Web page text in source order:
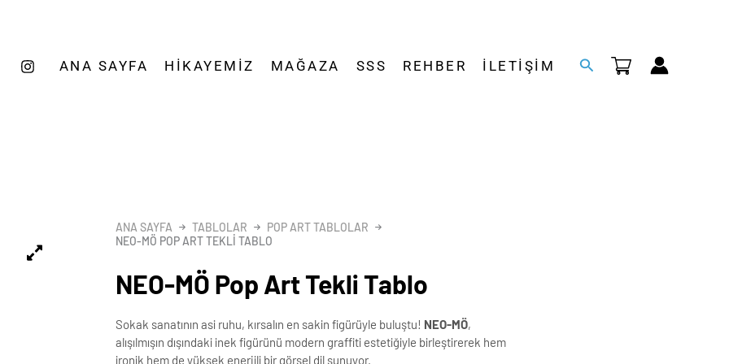
ANA SAYFA
HIKAYEMIZ MAĞAZA SSS REHBER İLETIŞIM Arama
ANA SAYFA TABLOLAR
POP ART TABLOLAR
NEO-MÖ POP ART TEKLI TABLO
NEO-MÖ Pop Art Tekli Tablo
Sokak sanatının asi ruhu, kırsalın en sakin figürüyle buluştu! NEO-MÖ,
alışılmışın dışındaki inek figürünü modern graffiti estetiğiyle birleştirerek hem
ironik hem de yüksek enerjili bir görsel dil sunuyor.